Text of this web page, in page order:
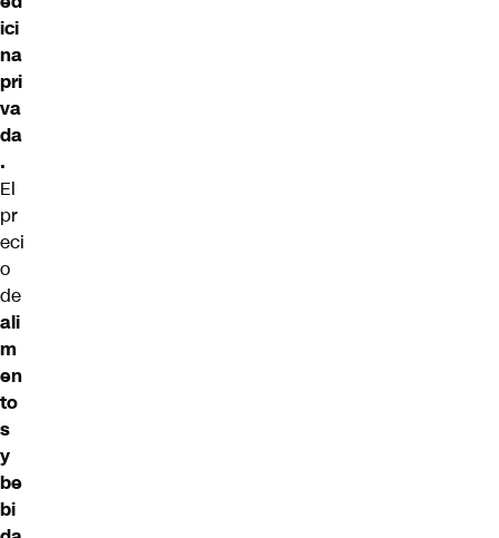
ici
na
pri
va
da
.
El
pr
eci
o
de
ali
m
en
to
s
y
be
bi